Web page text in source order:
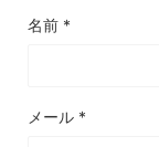
名前 *
メール *